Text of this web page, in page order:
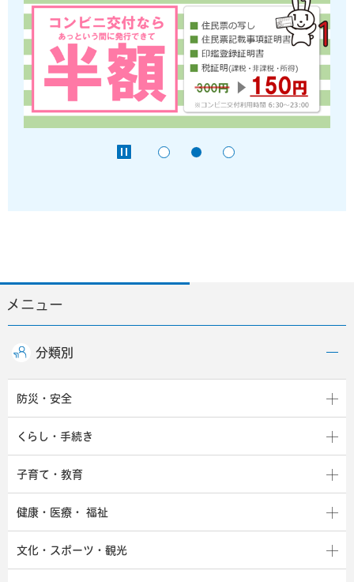
メニュー
分類別
防災・安全
くらし・手続き
子育て・教育
健康・医療・ 福祉
文化・スポーツ・観光